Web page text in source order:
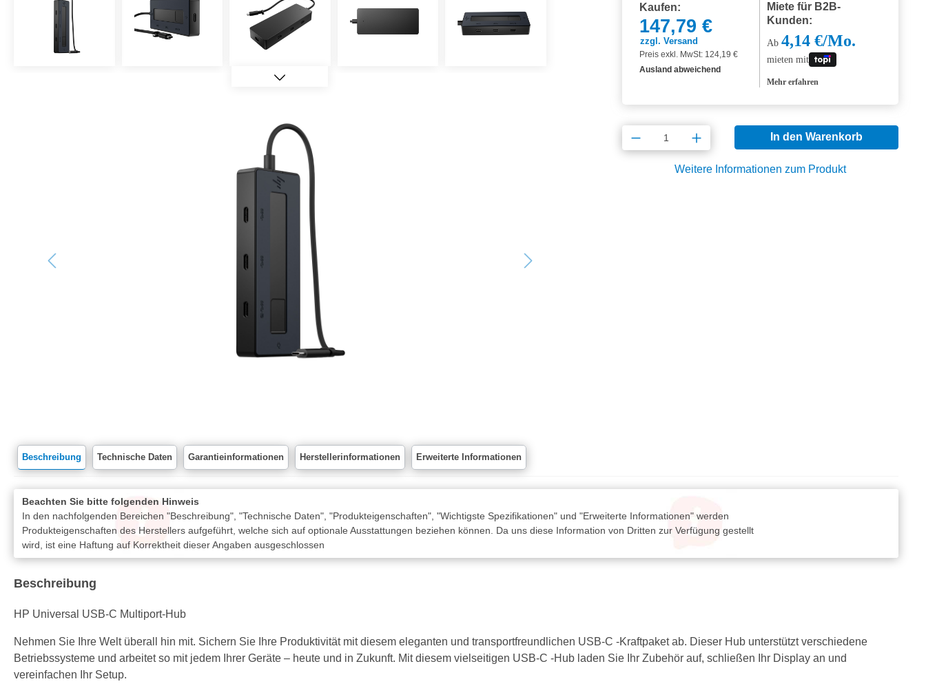
Kaufen:
147,79 €
zzgl. Versand
Preis exkl. MwSt: 124,19 €
Ausland abweichend
Miete für B2B-
Kunden:
Ab4,14 €/Mo.
mieten mit
Mehr erfahren
Produkt Anzahl: Gib den gewünschten
In den Warenkorb
Weitere Informationen zum Produkt
Beschreibung Technische Daten Garantieinformationen Herstellerinformationen Erweiterte Informationen
Beachten Sie bitte folgenden Hinweis
In den nachfolgenden Bereichen "Beschreibung", "Technische Daten", "Produkteigenschaften", "Wichtigste Spezifikationen" und "Erweiterte Informationen" werden
Produkteigenschaften des Herstellers aufgeführt, welche sich auf optionale Ausstattungen beziehen können. Da uns diese Information von Dritten zur Verfügung gestellt
wird, ist eine Haftung auf Korrektheit dieser Angaben ausgeschlossen
Beschreibung
HP Universal USB-C Multiport-Hub
Nehmen Sie Ihre Welt überall hin mit. Sichern Sie Ihre Produktivität mit diesem eleganten und transportfreundlichen USB-C -Kraftpaket ab. Dieser Hub unterstützt verschiedene
Betriebssysteme und arbeitet so mit jedem Ihrer Geräte – heute und in Zukunft. Mit diesem vielseitigen USB-C -Hub laden Sie Ihr Zubehör auf, schließen Ihr Display an und
vereinfachen Ihr Setup.